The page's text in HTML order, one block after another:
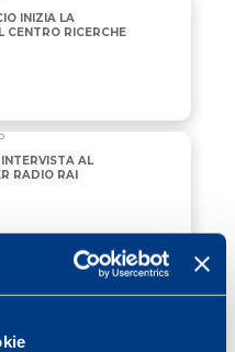
INIZIA LA
CENTRO RICERCHE
AL
RADIO RAI